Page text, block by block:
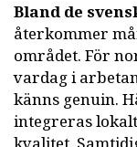
Bland de
återkommer
området. För
vardag i
känns genuin.
integreras